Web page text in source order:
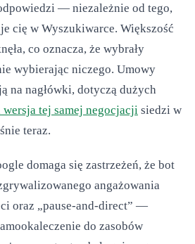
— niezależnie od tego,
cię w Wyszukiwarce. Większość
co oznacza, że wybrały
wybierając niczego. Umowy
na nagłówki, dotyczą dużych
wersja tej samej negocjacji siedzi w
teraz.
domaga się zastrzeżeń, że bot
angażowania
oraz „pause-and-direct” —
do zasobów